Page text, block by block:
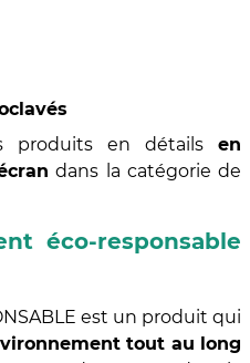
produits en détails en
dans la catégorie de
éco-responsable
est un produit qui
tout au long